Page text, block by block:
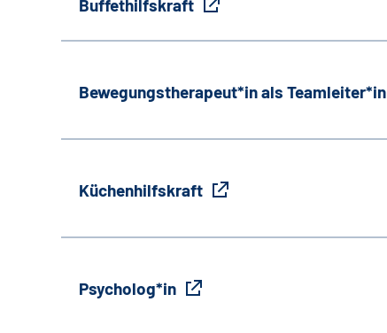
Buffethilfskraft
Bewegungstherapeut*in als Teamleiter*in
Küchenhilfskraft
Psycholog*in